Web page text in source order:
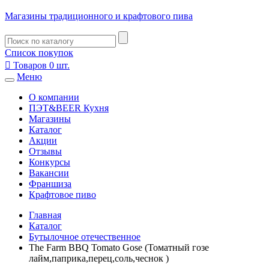
Магазины традиционного и крафтового пива
Список покупок
 Товаров 0 шт.
Меню
О компании
ПЭТ&BEER Кухня
Магазины
Каталог
Акции
Отзывы
Конкурсы
Вакансии
Франшиза
Крафтовое пиво
Главная
Каталог
Бутылочное отечественное
The Farm BBQ Tomato Gose (Томатный гозе
лайм,паприка,перец,соль,чеснок )